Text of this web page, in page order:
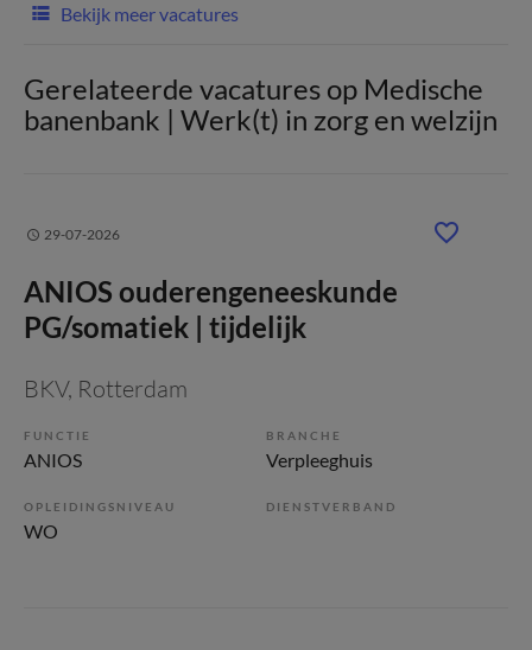
Bekijk meer vacatures
Gerelateerde vacatures op Medische
banenbank | Werk(t) in zorg en welzijn
29-07-2026
ANIOS ouderengeneeskunde
PG/somatiek | tijdelijk
BKV, Rotterdam
FUNCTIE
ANIOS
BRANCHE
Verpleeghuis
OPLEIDINGSNIVEAU
WO
DIENSTVERBAND